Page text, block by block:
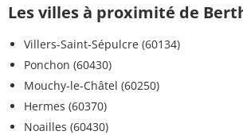
Les villes à proximité de
Villers-Saint-Sépulcre (60134)
Ponchon (60430)
Mouchy-le-Châtel (60250)
Hermes (60370)
Noailles (60430)